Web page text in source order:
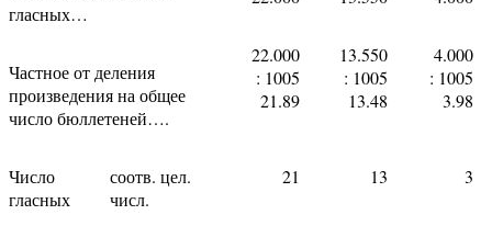
гласных…
Частное от деления
произведения на общее
число бюллетеней….
22.000
: 1005
21.89
13.550
: 1005
13.48
4.000
: 1005
3.98
Число
гласных
соотв. цел.
числ.
21 13 3